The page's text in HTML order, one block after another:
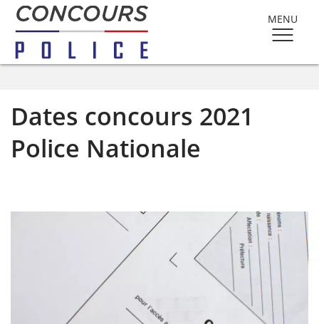
MENU
Dates concours 2021
Police Nationale